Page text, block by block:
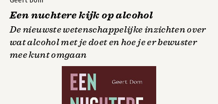
Een nuchtere kijk op alcohol
De nieuwste wetenschappelijke inzichten over
wat alcohol met je doet en hoe je er bewuster
mee kunt omgaan